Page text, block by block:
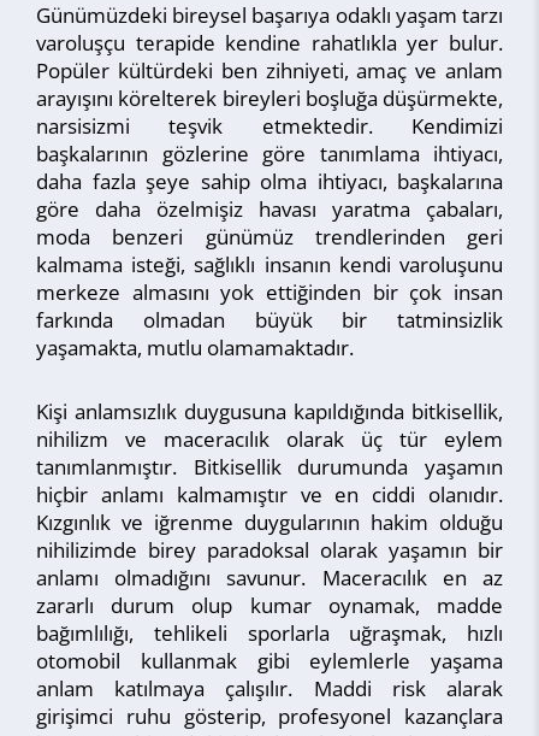
Günümüzdeki bireysel başarıya odaklı yaşam tarzı
varoluşçu terapide kendine rahatlıkla yer bulur.
Popüler kültürdeki ben zihniyeti, amaç ve anlam
arayışını körelterek bireyleri boşluğa düşürmekte,
narsisizmi teşvik etmektedir. Kendimizi
başkalarının gözlerine göre tanımlama ihtiyacı,
daha fazla şeye sahip olma ihtiyacı, başkalarına
göre daha özelmişiz havası yaratma çabaları,
moda benzeri günümüz trendlerinden geri
kalmama isteği, sağlıklı insanın kendi varoluşunu
merkeze almasını yok ettiğinden bir çok insan
farkında olmadan büyük bir tatminsizlik
yaşamakta, mutlu olamamaktadır.
Kişi anlamsızlık duygusuna kapıldığında bitkisellik,
nihilizm ve maceracılık olarak üç tür eylem
tanımlanmıştır. Bitkisellik durumunda yaşamın
hiçbir anlamı kalmamıştır ve en ciddi olanıdır.
Kızgınlık ve iğrenme duygularının hakim olduğu
nihilizimde birey paradoksal olarak yaşamın bir
anlamı olmadığını savunur. Maceracılık en az
zararlı durum olup kumar oynamak, madde
bağımlılığı, tehlikeli sporlarla uğraşmak, hızlı
otomobil kullanmak gibi eylemlerle yaşama
anlam katılmaya çalışılır. Maddi risk alarak
girişimci ruhu gösterip, profesyonel kazançlara